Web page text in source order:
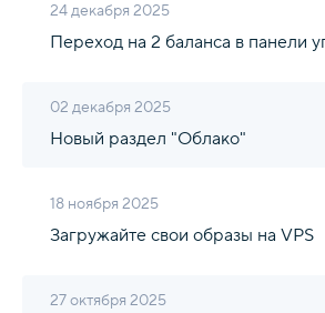
24 декабря 2025
Переход на 2 баланса в панели
02 декабря 2025
Новый раздел "Облако"
18 ноября 2025
Загружайте свои образы на VPS
27 октября 2025